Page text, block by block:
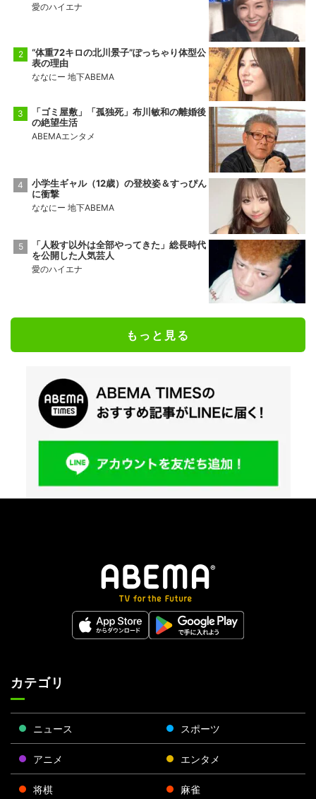
愛のハイエナ
“体重72キロの北川景子”ぽっちゃり体型公
表の理由
ななにー 地下ABEMA
「ゴミ屋敷」「孤独死」布川敏和の離婚後
の絶望生活
ABEMAエンタメ
小学生ギャル（12歳）の登校姿＆すっぴん
に衝撃
ななにー 地下ABEMA
「人殺す以外は全部やってきた」総長時代
を公開した人気芸人
愛のハイエナ
もっと見る
カテゴリ
ニュース スポーツ
アニメ エンタメ
将棋 麻雀